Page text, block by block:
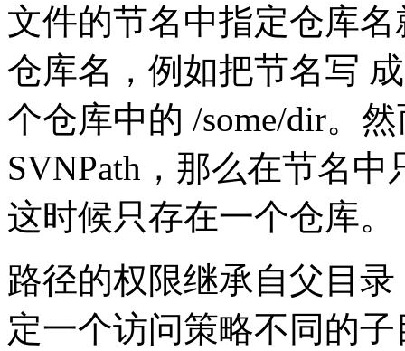
文件的节名中指定仓库
仓库名，例如把节名写
个仓库中的 /some/dir。
SVNPath，那么在节名
这时候只存在一个仓库。
路径的权限继承自父目
定一个访问策略不同的